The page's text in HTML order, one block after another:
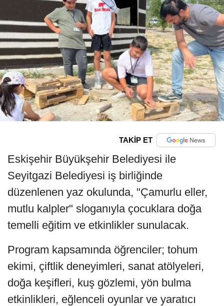
TAKİP ET
Eskişehir Büyükşehir Belediyesi ile
Seyitgazi Belediyesi iş birliğinde
düzenlenen yaz okulunda, "Çamurlu eller,
mutlu kalpler" sloganıyla çocuklara doğa
temelli eğitim ve etkinlikler sunulacak.
Program kapsamında öğrenciler; tohum
ekimi, çiftlik deneyimleri, sanat atölyeleri,
doğa keşifleri, kuş gözlemi, yön bulma
etkinlikleri, eğlenceli oyunlar ve yaratıcı